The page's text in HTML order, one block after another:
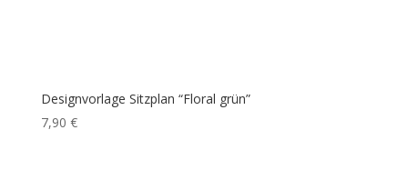
Designvorlage Sitzplan “Floral grün”
7,90 €